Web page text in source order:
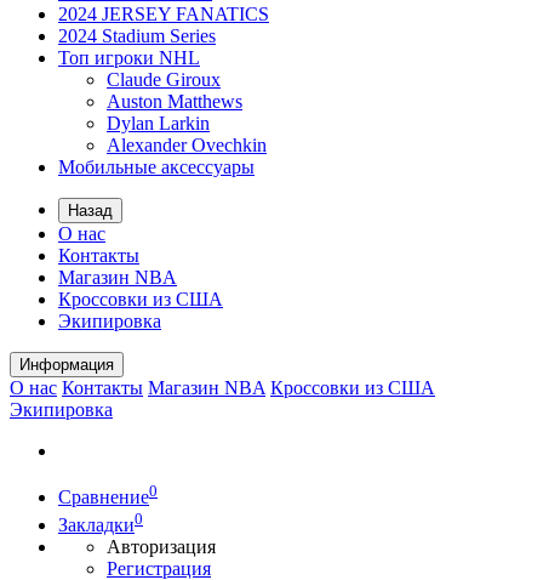
2024 JERSEY FANATICS
2024 Stadium Series
Топ игроки NHL
Claude Giroux
Auston Matthews
Dylan Larkin
Alexander Ovechkin
Мобильные аксессуары
Назад
О нас
Контакты
Магазин NBA
Кроссовки из США
Экипировка
Информация
О нас Контакты Магазин NBA Кроссовки из США
Экипировка
Сравнение0
Закладки0
Авторизация
Регистрация